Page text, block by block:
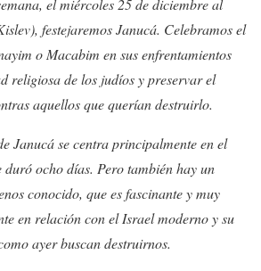
el miércoles 25 de diciembre al
festejaremos Janucá. Celebramos el
o Macabim en sus enfrentamientos
religiosa de los judíos y preservar el
aquellos que querían destruirlo.
Janucá se centra principalmente en el
ocho días. Pero también hay un
conocido, que es fascinante y muy
en relación con el Israel moderno y su
ayer buscan destruirnos.